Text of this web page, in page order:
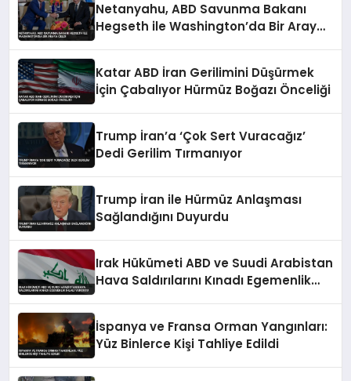
Netanyahu, ABD Savunma Bakanı
Hegseth ile Washington’da Bir Araya
Katar ABD İran Gerilimini Düşürmek
İçin Çabalıyor Hürmüz Boğazı Önceliği
Trump İran’a ‘Çok Sert Vuracağız’
Dedi Gerilim Tırmanıyor
Trump İran ile Hürmüz Anlaşması
Sağlandığını Duyurdu
Irak Hükümeti ABD ve Suudi Arabistan
Hava Saldırılarını Kınadı Egemenlik
İspanya ve Fransa Orman Yangınları:
Yüz Binlerce Kişi Tahliye Edildi